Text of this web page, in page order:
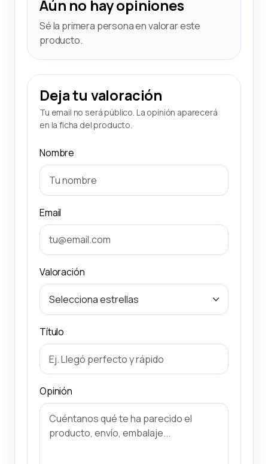
Aún no hay opiniones
Sé la primera persona en valorar este
producto.
Deja tu valoración
Tu email no será público. La opinión aparecerá
en la ficha del producto.
Nombre
Email
Valoración
Título
Opinión